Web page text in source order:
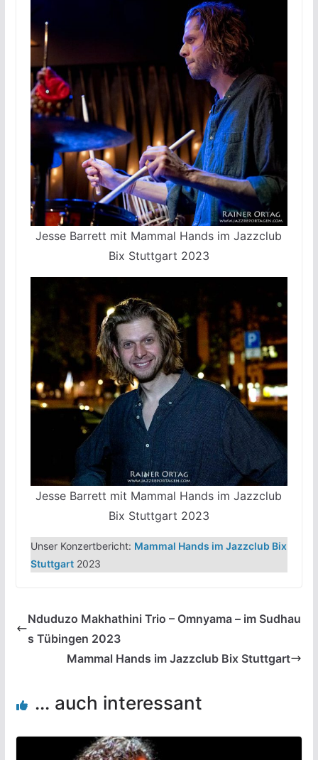
Jesse Barrett mit Mammal Hands im Jazzclub
Bix Stuttgart 2023
Jesse Barrett mit Mammal Hands im Jazzclub
Bix Stuttgart 2023
Unser Konzertbericht: Mammal Hands im Jazzclub Bix
Stuttgart2023
Nduduzo Makhathini Trio – Omnyama – im Sudhau
s Tübingen 2023
Mammal Hands im Jazzclub Bix Stuttgart
... auch interessant